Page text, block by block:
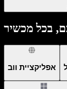
בכל מכשיר
אפליקציית ווב